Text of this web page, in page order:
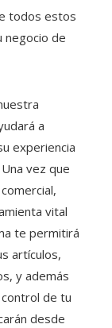
todos estos
negocio de
a
experiencia
vez que
vital
te permitirá
artículos,
y además
de tu
desde